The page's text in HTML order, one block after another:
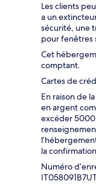
Les clients
a un
sécurité, une
pour fenêtres
Cet
comptant.
Cartes de
En raison de
en argent
excéder
la
Numéro